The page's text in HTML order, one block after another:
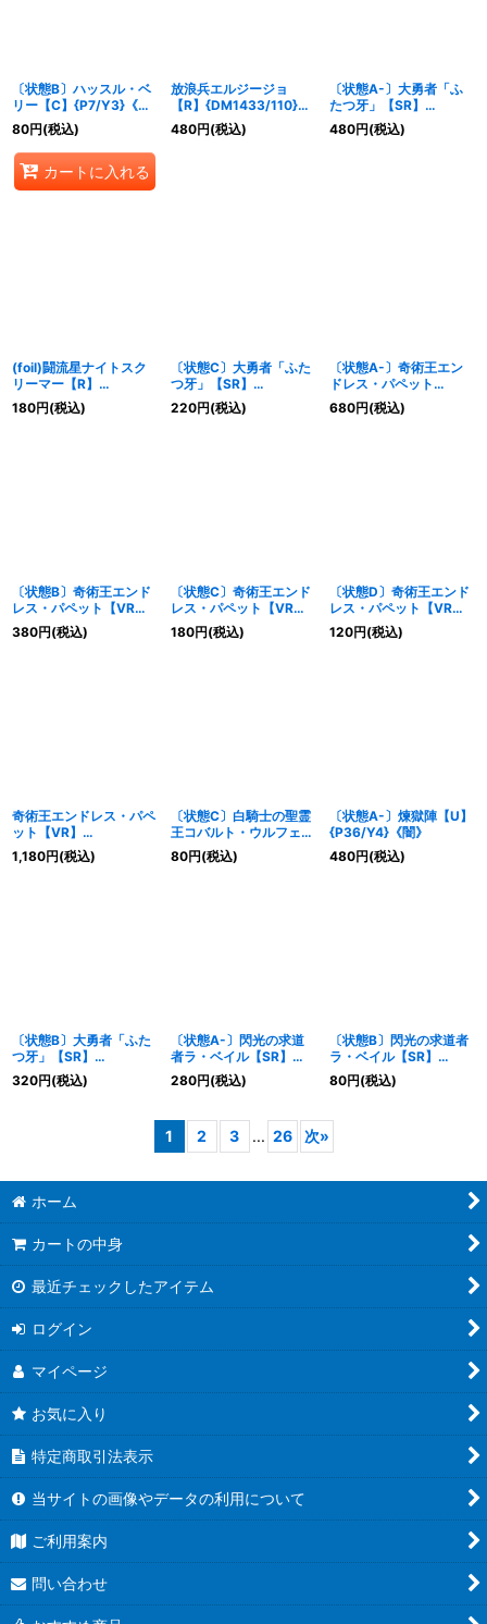
〔状態B〕ハッスル・ベ
リー【C】{P7/Y3}《自
然》
80円(税込)
カートに入れる
放浪兵エルジージョ
【R】{DM1433/110}
《火》
480円(税込)
〔状態A-〕大勇者「ふ
たつ牙」【SR】
{(2006)DMC27S5/S5}
《自然》
480円(税込)
(foil)闘流星ナイトスク
リーマー【R】
{DM2438/110/Y6}
《多》
180円(税込)
〔状態C〕大勇者「ふた
つ牙」【SR】
{(2006)DMC27S5/S5}
《自然》
220円(税込)
〔状態A-〕奇術王エン
ドレス・パペット
【VR】
{DMC4211/90/Y6}
680円(税込)
〔状態B〕奇術王エンド
レス・パペット【VR】
{DMC4211/90/Y6}
《闇》
380円(税込)
〔状態C〕奇術王エンド
レス・パペット【VR】
{DMC4211/90/Y6}
《闇》
180円(税込)
〔状態D〕奇術王エンド
レス・パペット【VR】
{DMC4211/90/Y6}
《闇》
120円(税込)
奇術王エンドレス・パペ
ット【VR】
{DMC4211/90/Y6}
《闇》
1,180円(税込)
〔状態C〕白騎士の聖霊
王コバルト・ウルフェリ
オン【SR】
{DM35S1/S5}《光》
80円(税込)
〔状態A-〕煉獄陣【U】
{P36/Y4}《闇》
480円(税込)
〔状態B〕大勇者「ふた
つ牙」【SR】
{(2006)DMC27S5/S5}
《自然》
320円(税込)
〔状態A-〕閃光の求道
者ラ・ベイル【SR】
{DM18S2/S10}《光》
280円(税込)
〔状態B〕閃光の求道者
ラ・ベイル【SR】
{DM18S2/S10}《光》
80円(税込)
1 2 3 ... 26 次»
ホーム
カートの中身
最近チェックしたアイテム
ログイン
マイページ
お気に入り
特定商取引法表示
当サイトの画像やデータの利用について
ご利用案内
問い合わせ